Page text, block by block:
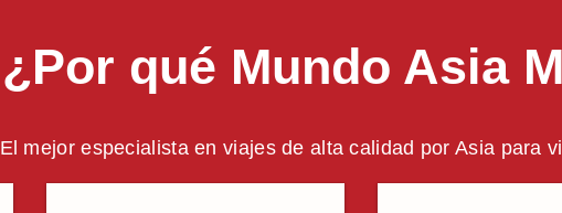
¿Por qué Mundo Asia
El mejor especialista en viajes de alta calidad por Asia para